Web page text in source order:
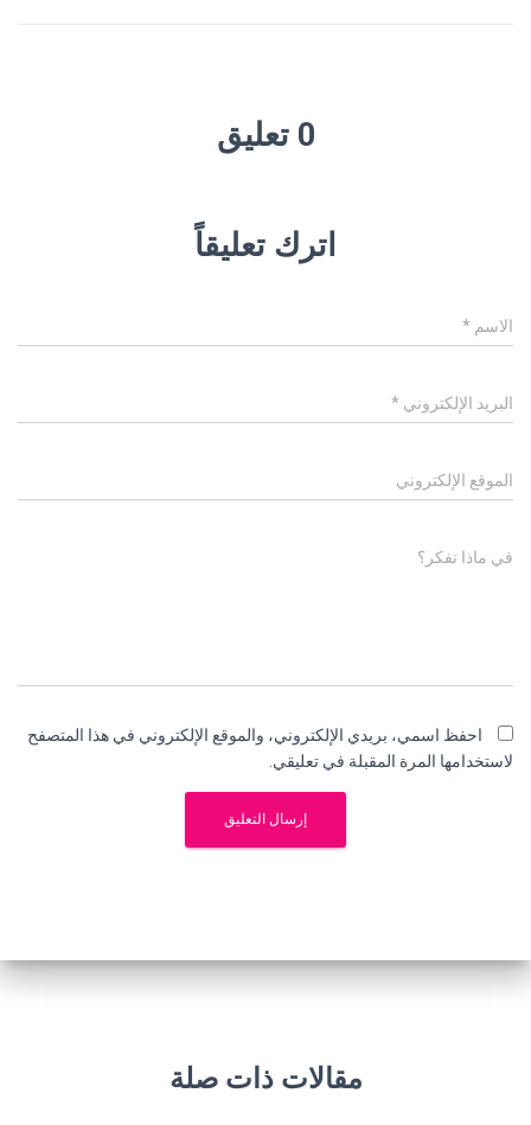
0 تعليق
اترك تعليقاً
الاسم *
البريد الإلكتروني *
الموقع الإلكتروني
في ماذا تفكر؟
احفظ اسمي، بريدي الإلكتروني، والموقع الإلكتروني في هذا المتصفح
لاستخدامها المرة المقبلة في تعليقي.
مقالات ذات صلة